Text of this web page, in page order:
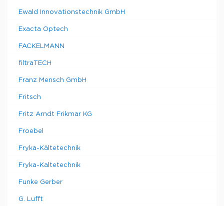
Ewald Innovationstechnik GmbH
Exacta Optech
FACKELMANN
filtraTECH
Franz Mensch GmbH
Fritsch
Fritz Arndt Frikmar KG
Froebel
Fryka-Kältetechnik
Fryka-Kaltetechnik
Funke Gerber
G. Lufft